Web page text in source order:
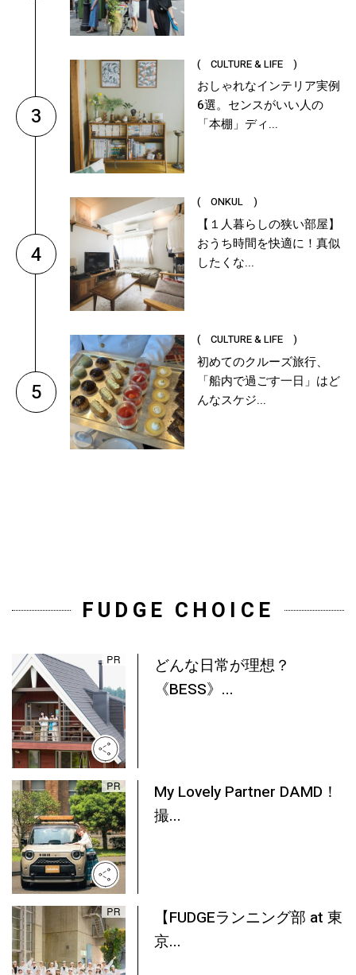
3
( CULTURE & LIFE )
おしゃれなインテリア実例
6選。センスがいい人の
「本棚」ディ...
4
( ONKUL )
【１人暮らしの狭い部屋】
おうち時間を快適に！真似
したくな...
5
( CULTURE & LIFE )
初めてのクルーズ旅行、
「船内で過ごす一日」はど
んなスケジ...
FUDGE CHOICE
どんな日常が理想？
《BESS》...
My Lovely Partner DAMD！
撮...
【FUDGEランニング部 at 東
京...